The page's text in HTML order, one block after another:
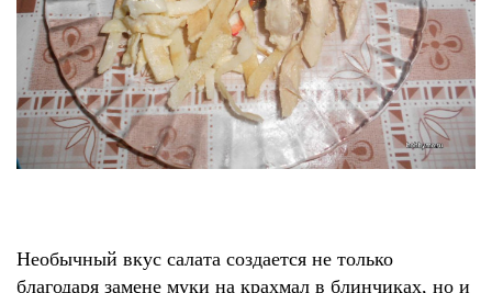
Необычный вкус салата создается не только
благодаря замене муки на крахмал в блинчиках, но и